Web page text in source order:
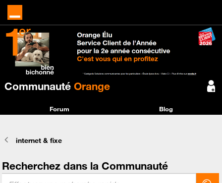
Communauté Orange
Forum Blog
internet & fixe
Recherchez dans la Communauté